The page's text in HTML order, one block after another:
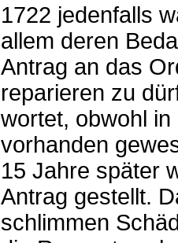
1722 jedenfalls
allem deren
Antrag an das
reparieren zu
wortet, obwohl
vorhanden
15 Jahre später
Antrag gestellt.
schlimmen